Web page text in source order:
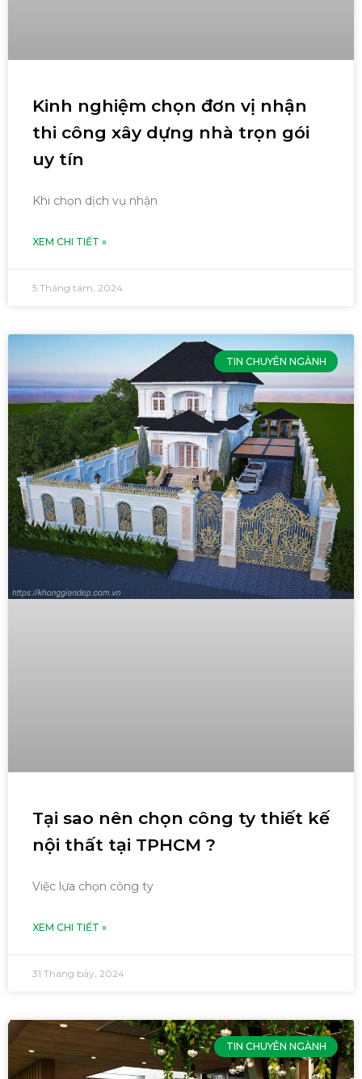
Kinh nghiệm chọn đơn vị nhận
thi công xây dựng nhà trọn gói
uy tín
Khi chọn dịch vụ nhận
XEM CHI TIẾT »
5 Tháng tám, 2024
TIN CHUYÊN NGÀNH
Tại sao nên chọn công ty thiết kế
nội thất tại TPHCM ?
Việc lựa chọn công ty
XEM CHI TIẾT »
31 Tháng bảy, 2024
TIN CHUYÊN NGÀNH